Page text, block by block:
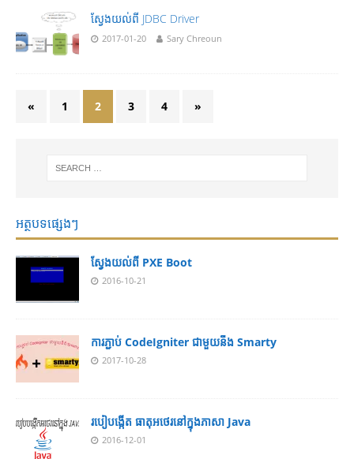
ស្វែងយល់ពី JDBC Driver
2017-01-20 Sary Chreoun
« 1 2 3 4 »
អត្ថបទផ្សេងៗ
ស្វែងយល់ពី PXE Boot
2016-10-21
ការភ្ជាប់ CodeIgniter ជាមួយនឹង Smarty
2017-10-28
របៀបង្កើត ធាតុអថេរនៅក្នុងភាសា Java
2016-12-01